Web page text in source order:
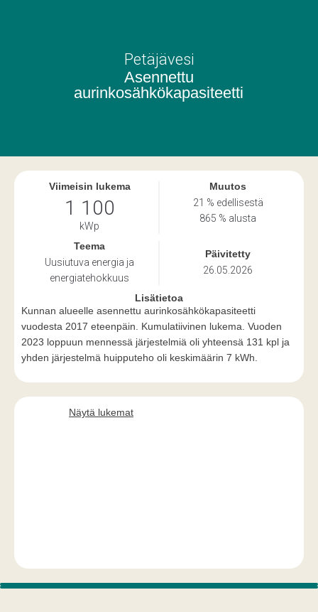
Petäjävesi
Asennettu
aurinkosähkökapasiteetti
Viimeisin lukema
1 100
kWp
Muutos
21 % edellisestä
865 % alusta
Teema
Uusiutuva energia ja
energiatehokkuus
Päivitetty
26.05.2026
Lisätietoa
Kunnan alueelle asennettu aurinkosähkökapasiteetti
vuodesta 2017 eteenpäin. Kumulatiivinen lukema. Vuoden
2023 loppuun mennessä järjestelmiä oli yhteensä 131 kpl ja
yhden järjestelmä huipputeho oli keskimäärin 7 kWh.
Näytä lukemat